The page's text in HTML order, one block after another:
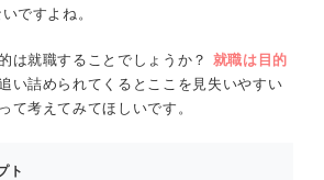
ですよね。
は就職することでしょうか？ 就職は目的
い詰められてくるとここを見失いやすい
て考えてみてほしいです。
ト